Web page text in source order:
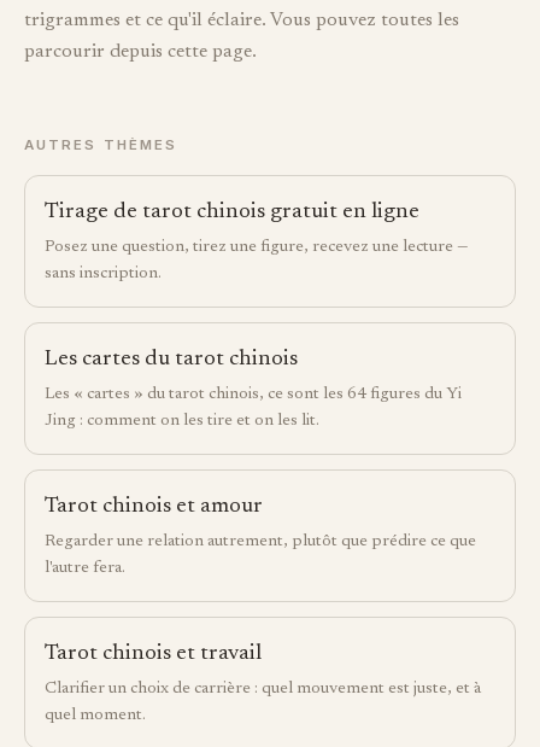
trigrammes et ce qu'il éclaire. Vous pouvez toutes les
parcourir depuis cette page.
AUTRES THÈMES
Tirage de tarot chinois gratuit en ligne
Posez une question, tirez une figure, recevez une lecture —
sans inscription.
Les cartes du tarot chinois
Les « cartes » du tarot chinois, ce sont les 64 figures du Yi
Jing : comment on les tire et on les lit.
Tarot chinois et amour
Regarder une relation autrement, plutôt que prédire ce que
l'autre fera.
Tarot chinois et travail
Clarifier un choix de carrière : quel mouvement est juste, et à
quel moment.